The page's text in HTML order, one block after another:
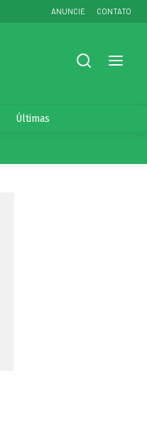
ANUNCIE CONTATO
Últimas